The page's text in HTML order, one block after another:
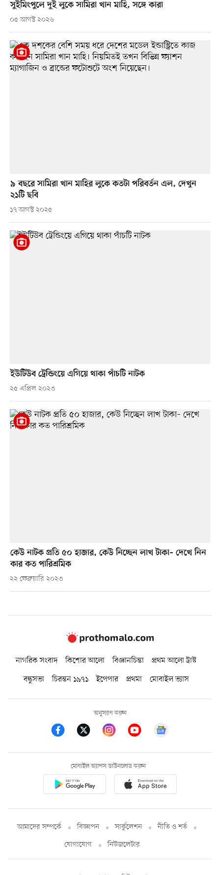
সুইমিংপুলে দুই লুকে সামিরা খান মাহি, সঙ্গে কারা
০৫ আগস্ট ২০২৬
৯ বছরে সামিরা খান মাহির লুকে কতটা পরিবর্তন এল, দেখুন
২১টি ছবি
১৭ আগস্ট ২০২৫
ইউটিউব ট্রেন্ডিংয়ে এগিয়ে থাকা পাঁচটি নাটক
২৫ এপ্রিল ২০২৩
কেউ নাটক প্রতি ৫০ হাজার, কেউ নিচ্ছেন লাখ টাকা– দেখে নিন
কার কত পারিশ্রমিক
২২ ফেব্রুয়ারি ২০২৩
নাগরিক সংবাদ কিশোর আলো বিজ্ঞানচিন্তা
প্রথম আলো ট্রাস্ট
বন্ধুসভা
চিরন্তন ১৯৭১ ইপেপার প্রথমা মোবাইল ভ্যাস
অনুসরণ করুন
মোবাইল অ্যাপস ডাউনলোড করুন
আমাদের সম্পর্কে বিজ্ঞাপন সার্কুলেশন
নীতি ও শর্ত
যোগাযোগ
নিউজলেটার